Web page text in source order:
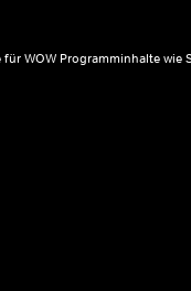
WOW Programminhalte wie